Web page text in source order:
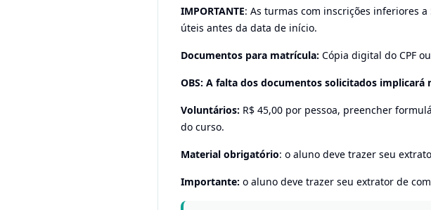
IMPORTANTE: As turmas com inscrições inferiores
úteis antes da data de início.
Documentos para matrícula: Cópia digital do CPF
OBS: A falta dos documentos solicitados
Voluntários: R$ 45,00 por pessoa, preencher
do curso.
Material obrigatório: o aluno deve trazer seu
Importante: o aluno deve trazer seu extrator de